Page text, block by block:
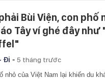
Bùi Viện, con phố
Tây ví ghé đây như
Đi - 5 tháng trước
nhỏ của Việt Nam lại khiến du